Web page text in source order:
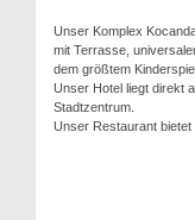
Unser Komplex
mit Terrasse,
dem größtem
Unser Hotel liegt direkt
Stadtzentrum.
Unser Restaurant